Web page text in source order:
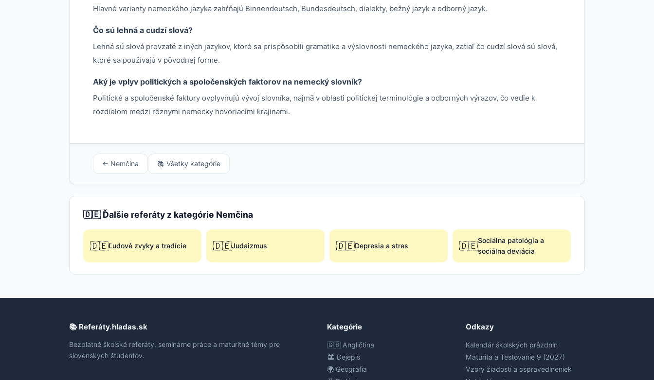
Hlavné varianty nemeckého jazyka zahŕňajú Binnendeutsch, Bundesdeutsch, dialekty, bežný jazyk a odborný jazyk.
Čo sú lehná a cudzí slová?
Lehná sú slová prevzaté z iných jazykov, ktoré sa prispôsobili gramatike a výslovnosti nemeckého jazyka, zatiaľ čo cudzí slová sú slová,
ktoré sa používajú v pôvodnej forme.
Aký je vplyv politických a spoločenských faktorov na nemecký slovník?
Politické a spoločenské faktory ovplyvňujú vývoj slovníka, najmä v oblasti politickej terminológie a odborných výrazov, čo vedie k
rozdielom medzi rôznymi nemecky hovoriacimi krajinami.
← Nemčina 📚 Všetky kategórie
🇩🇪 Ďalšie referáty z kategórie Nemčina
🇩🇪Ľudové zvyky a tradície 🇩🇪Judaizmus 🇩🇪Depresia a stres 🇩🇪Sociálna patológia a
sociálna deviácia
📚 Referáty.hladas.sk
Bezplatné školské referáty, seminárne práce a maturitné témy pre
slovenských študentov.
Kategórie
🇬🇧 Angličtina
🏛️ Dejepis
🌍 Geografia
Odkazy
Kalendár školských prázdnin
Maturita a Testovanie 9 (2027)
Vzory žiadostí a ospravedlneniek